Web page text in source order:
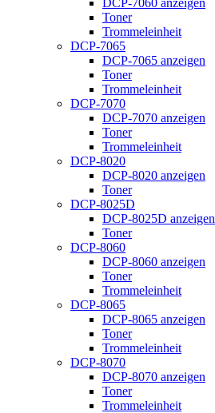
Toner
Trommeleinheit
DCP-7065
DCP-7065 anzeigen
Toner
Trommeleinheit
DCP-7070
DCP-7070 anzeigen
Toner
Trommeleinheit
DCP-8020
DCP-8020 anzeigen
Toner
DCP-8025D
DCP-8025D anzeigen
Toner
DCP-8060
DCP-8060 anzeigen
Toner
Trommeleinheit
DCP-8065
DCP-8065 anzeigen
Toner
Trommeleinheit
DCP-8070
DCP-8070 anzeigen
Toner
Trommeleinheit